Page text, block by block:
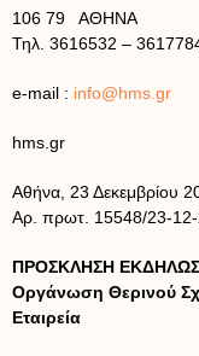
106 79 ΑΘΗΝΑ
Τηλ. 3616532 –
e-mail : info@hms.gr
hms.gr
Αθήνα, 23 Δεκεμβρίου
Αρ. πρωτ. 15548/23-
ΠΡΟΣΚΛΗΣΗ
Οργάνωση Θερινού
Εταιρεία